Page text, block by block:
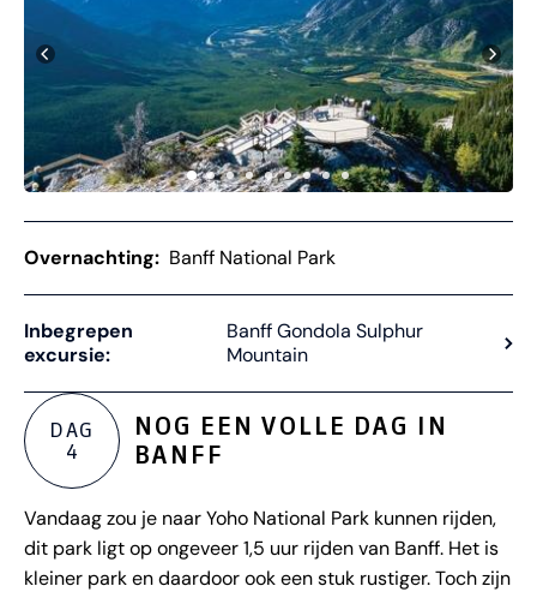
Overnachting: Banff National Park
Inbegrepen
excursie:
Banff Gondola Sulphur
Mountain
DAG
4
NOG EEN VOLLE DAG IN
BANFF
Vandaag zou je naar Yoho National Park kunnen rijden,
dit park ligt op ongeveer 1,5 uur rijden van Banff. Het is
kleiner park en daardoor ook een stuk rustiger. Toch zijn